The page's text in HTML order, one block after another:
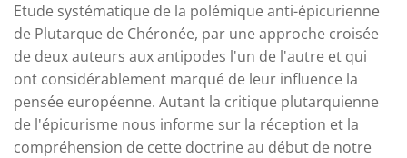
Etude systématique de la polémique anti-épicurienne
de Plutarque de Chéronée, par une approche croisée
de deux auteurs aux antipodes l'un de l'autre et qui
ont considérablement marqué de leur influence la
pensée européenne. Autant la critique plutarquienne
de l'épicurisme nous informe sur la réception et la
compréhension de cette doctrine au début de notre